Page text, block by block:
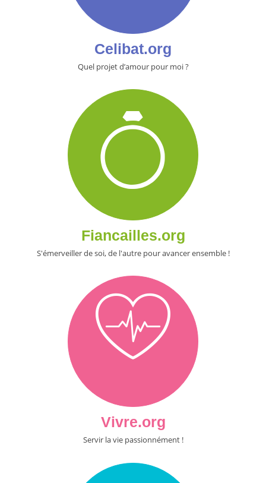
Celibat.org
Quel projet d’amour pour moi ?
Fiancailles.org
S'émerveiller de soi, de l'autre pour avancer ensemble !
Vivre.org
Servir la vie passionnément !